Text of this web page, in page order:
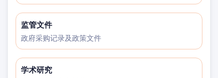
监管文件
政府采购记录及政策文件
学术研究